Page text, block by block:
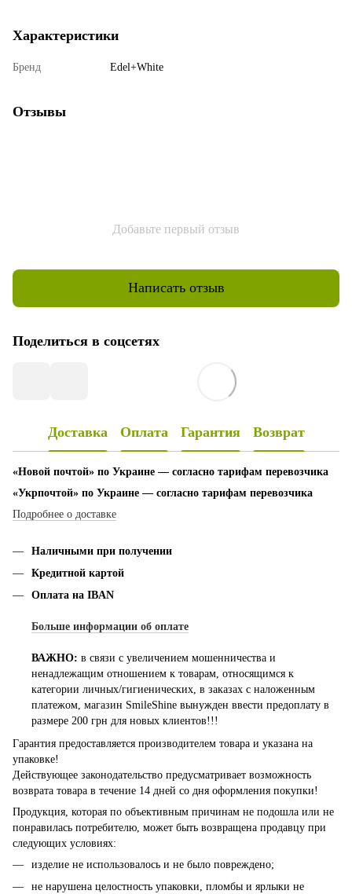
Характеристики
Бренд Edel+White
Отзывы
Добавьте первый отзыв
Написать отзыв
Поделиться в соцсетях
Доставка Оплата Гарантия Возврат
«Новой почтой» по Украине — согласно тарифам перевозчика
«Укрпочтой» по Украине — согласно тарифам перевозчика
Подробнее о доставке
Наличными при получении
Кредитной картой
Оплата на IBAN
Больше информации об оплате
ВАЖНО: в связи с увеличением мошенничества и
ненадлежащим отношением к товарам, относящимся к
категории личных/гигиенических, в заказах с наложенным
платежом, магазин SmileShine вынужден ввести предоплату в
размере 200 грн для новых клиентов!!!
Гарантия предоставляется производителем товара и указана на
упаковке!
Действующее законодательство предусматривает возможность
возврата товара в течение 14 дней со дня оформления покупки!
Продукция, которая по объективным причинам не подошла или не
понравилась потребителю, может быть возвращена продавцу при
следующих условиях:
изделие не использовалось и не было повреждено;
не нарушена целостность упаковки, пломбы и ярлыки не